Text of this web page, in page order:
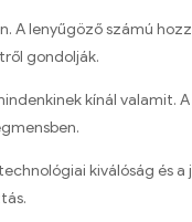
A lenyűgöző számú
gondolják.
kínál valamit.
kiválóság és a